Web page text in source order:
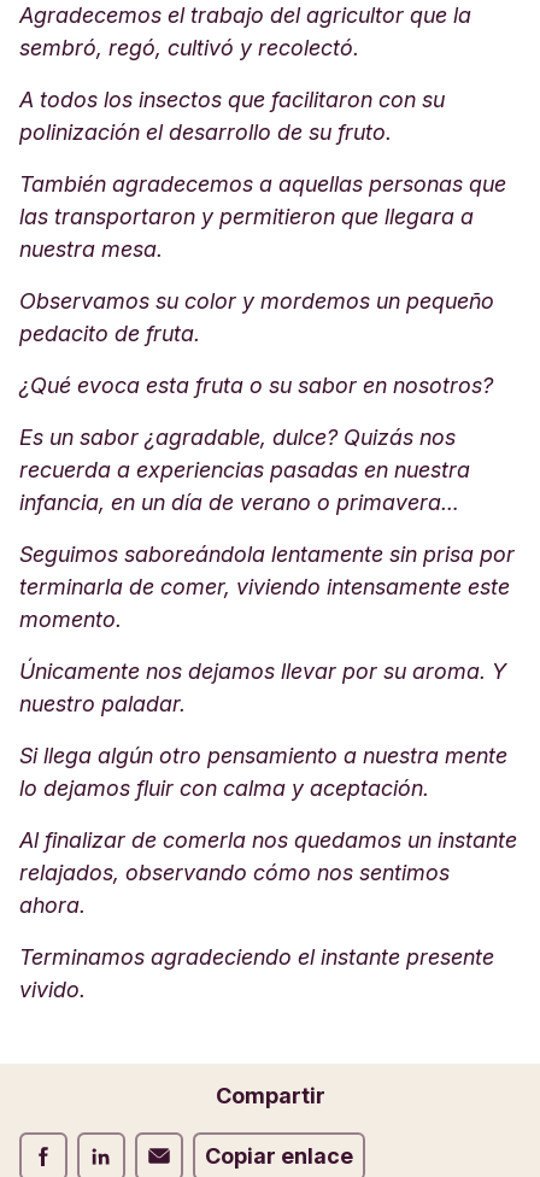
Agradecemos el trabajo del agricultor que la
sembró, regó, cultivó y recolectó.
A todos los insectos que facilitaron con su
polinización el desarrollo de su fruto.
También agradecemos a aquellas personas que
las transportaron y permitieron que llegara a
nuestra mesa.
Observamos su color y mordemos un pequeño
pedacito de fruta.
¿Qué evoca esta fruta o su sabor en nosotros?
Es un sabor ¿agradable, dulce? Quizás nos
recuerda a experiencias pasadas en nuestra
infancia, en un día de verano o primavera…
Seguimos saboreándola lentamente sin prisa por
terminarla de comer, viviendo intensamente este
momento.
Únicamente nos dejamos llevar por su aroma. Y
nuestro paladar.
Si llega algún otro pensamiento a nuestra mente
lo dejamos fluir con calma y aceptación.
Al finalizar de comerla nos quedamos un instante
relajados, observando cómo nos sentimos
ahora.
Terminamos agradeciendo el instante presente
vivido.
Compartir
Compartir Facebook
Compartir LinkedIn
Compartir Correo electrónico
Copiar enlace